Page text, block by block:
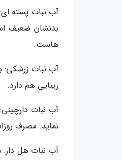
آب نبات پسته
بدنشان ضعیف
هاست.
آب نبات زرشکی:
زیبایی هم دارد.
آب نبات
نماید. مصرف
آب نبات هل دار: